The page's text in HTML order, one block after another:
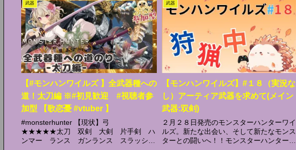
武器
【#モンハンワイルズ 】全武器種への
道！太刀編 ※#初見歓迎 #視聴者参
加型 【歌恋憂 #vtuber 】
#monsterhunter 【現状】弓
★★★★★太刀 双剣 大剣 片手剣 ハ
ンマー ランス ガンランス スラッシュ
武器
【モンハンワイルズ】#１８（実況な
し）アーティア武器を求めて(メイン
武器:双剣)
２月２８日発売のモンスターハンターワイ
ルズ。新たな出会い、そして新たなモンス
ターとの闘いへ！！モンスターハンター最